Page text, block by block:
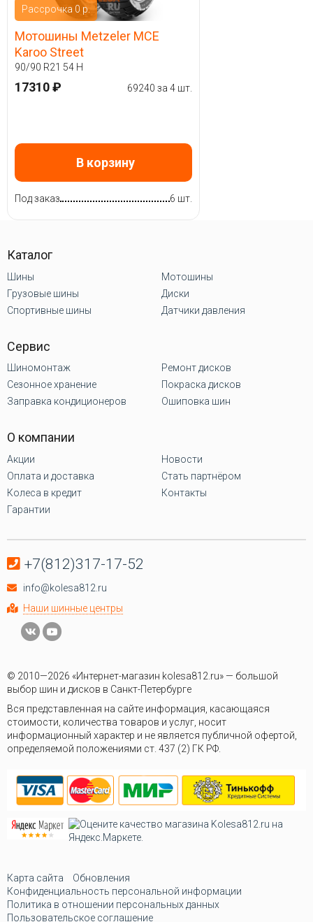
Рассрочка 0 р.
Мотошины Metzeler MCE
Karoo Street
90/90 R21 54 H
17310 ₽ 69240 за 4 шт.
В корзину
Под заказ 6 шт.
Каталог
Шины
Грузовые шины
Спортивные шины
Мотошины
Диски
Датчики давления
Сервис
Шиномонтаж
Сезонное хранение
Заправка кондиционеров
Ремонт дисков
Покраска дисков
Ошиповка шин
О компании
Акции
Оплата и доставка
Колеса в кредит
Гарантии
Новости
Стать партнёром
Контакты
+7(812)317-17-52
info@kolesa812.ru
Наши шинные центры
© 2010—2026 «Интернет-магазин kolesa812.ru» — большой
выбор шин и дисков в Санкт-Петербурге
Вся представленная на сайте информация, касающаяся
стоимости, количества товаров и услуг, носит
информационный характер и не является публичной офертой,
определяемой положениями ст. 437 (2) ГК РФ.
Карта сайта
Обновления
Конфиденциальность персональной информации
Политика в отношении персональных данных
Пользовательское соглашение